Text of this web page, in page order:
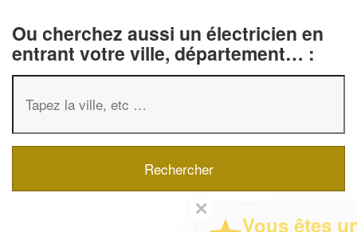
Ou cherchez aussi un électricien en
entrant votre ville, département… :
Vous êtes un